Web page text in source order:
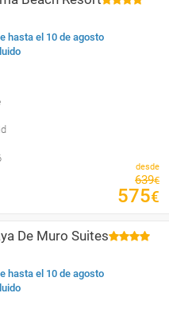
hasta el 10 de agosto
desde
639€
575€
De Muro Suites
hasta el 10 de agosto